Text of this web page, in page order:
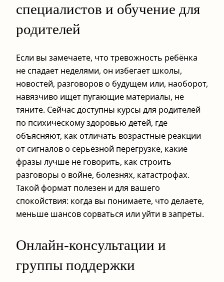
специалистов и обучение для
родителей
Если вы замечаете, что тревожность ребёнка
не спадает неделями, он избегает школы,
новостей, разговоров о будущем или, наоборот,
навязчиво ищет пугающие материалы, не
тяните. Сейчас доступны курсы для родителей
по психическому здоровью детей, где
объясняют, как отличать возрастные реакции
от сигналов о серьёзной перегрузке, какие
фразы лучше не говорить, как строить
разговоры о войне, болезнях, катастрофах.
Такой формат полезен и для вашего
спокойствия: когда вы понимаете, что делаете,
меньше шансов сорваться или уйти в запреты.
Онлайн‑консультации и
группы поддержки